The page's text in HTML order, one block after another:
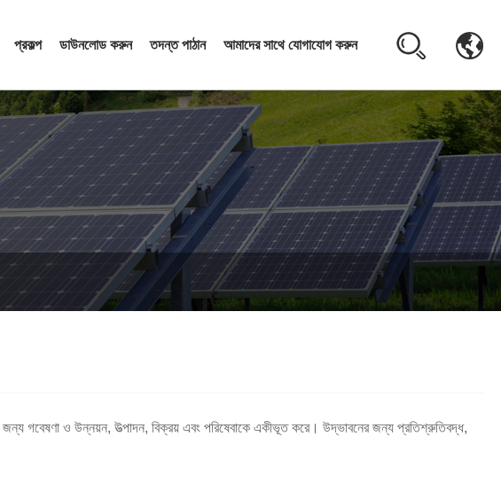
প্রকল্প ডাউনলোড করুন তদন্ত পাঠান আমাদের সাথে যোগাযোগ করুন
জন্য গবেষণা ও উন্নয়ন, উত্পাদন, বিক্রয় এবং পরিষেবাকে একীভূত করে। উদ্ভাবনের জন্য প্রতিশ্রুতিবদ্ধ,